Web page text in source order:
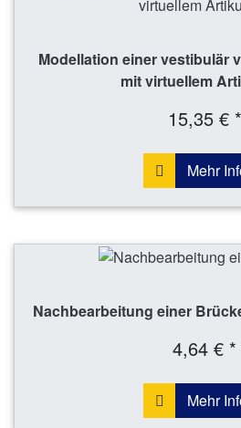
Modellation einer vestibulär
mit virtuellem
15,35 € *
Mehr
Nachbearbeitung einer
4,64 € *
Mehr